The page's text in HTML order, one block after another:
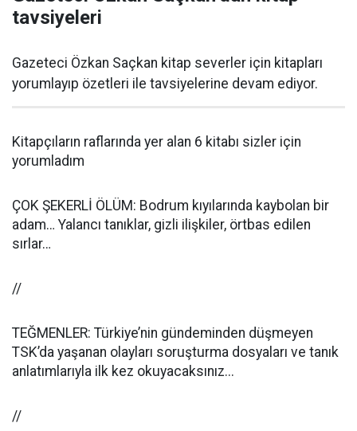
tavsiyeleri
Gazeteci Özkan Saçkan kitap severler için kitapları
yorumlayıp özetleri ile tavsiyelerine devam ediyor.
Kitapçıların raflarında yer alan 6 kitabı sizler için
yorumladım
ÇOK ŞEKERLİ ÖLÜM: Bodrum kıyılarında kaybolan bir
adam… Yalancı tanıklar, gizli ilişkiler, örtbas edilen
sırlar…
//
TEĞMENLER: Türkiye’nin gündeminden düşmeyen
TSK’da yaşanan olayları soruşturma dosyaları ve tanık
anlatımlarıyla ilk kez okuyacaksınız...
//